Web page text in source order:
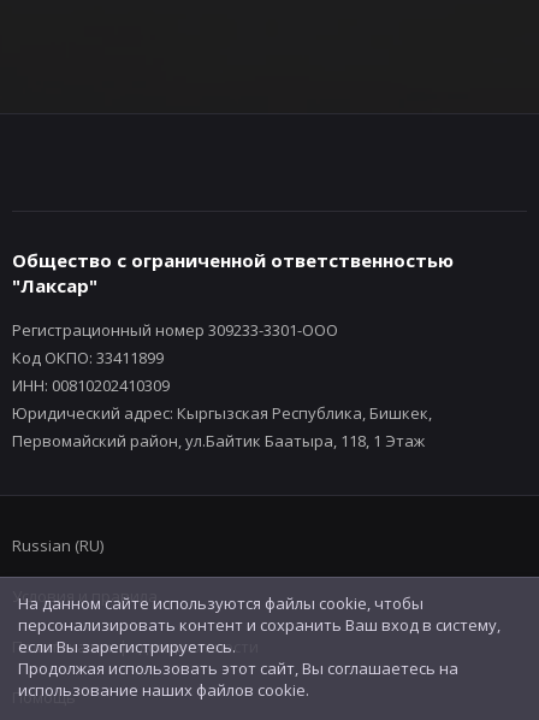
Общество с ограниченной ответственностью
"Лаксар"
Регистрационный номер 309233-3301-ООО
Код ОКПО: 33411899
ИНН: 00810202410309
Юридический адрес: Кыргызская Республика, Бишкек,
Первомайский район, ул.Байтик Баатыра, 118, 1 Этаж
Russian (RU)
Условия и правила
Политика конфиденциальности
Помощь
На данном сайте используются файлы cookie, чтобы
персонализировать контент и сохранить Ваш вход в систему,
если Вы зарегистрируетесь.
Продолжая использовать этот сайт, Вы соглашаетесь на
использование наших файлов cookie.